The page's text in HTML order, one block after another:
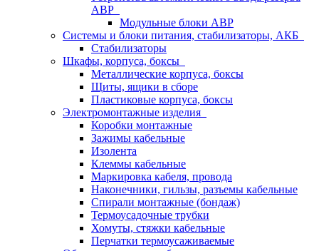
АВР
Модульные блоки АВР
Системы и блоки питания, стабилизаторы, АКБ
Стабилизаторы
Шкафы, корпуса, боксы
Металлические корпуса, боксы
Щиты, ящики в сборе
Пластиковые корпуса, боксы
Электромонтажные изделия
Коробки монтажные
Зажимы кабельные
Изолента
Клеммы кабельные
Маркировка кабеля, провода
Наконечники, гильзы, разъемы кабельные
Спирали монтажные (бондаж)
Термоусадочные трубки
Хомуты, стяжки кабельные
Перчатки термоусаживаемые